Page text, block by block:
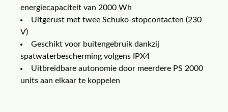
energiecapaciteit van 2000 Wh
Uitgerust met twee Schuko-stopcontacten (230
V)
Geschikt voor buitengebruik dankzij
spatwaterbescherming volgens IPX4
Uitbreidbare autonomie door meerdere PS 2000
units aan elkaar te koppelen